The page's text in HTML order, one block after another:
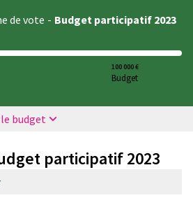
de vote - Budget participatif 2023
100 000 €
Budget
budget
participatif 2023